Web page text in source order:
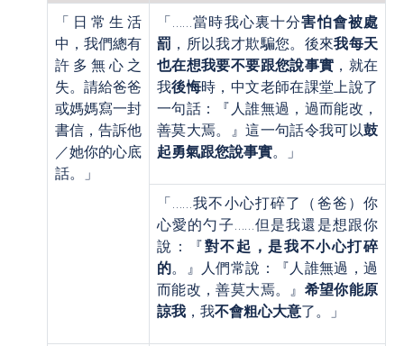
「日常生活
中，我們總有
許多無心之
失。請給爸爸
或媽媽寫一封
書信，告訴他
／她你的心底
話。」
「……當時我心裏十分害怕會被處
罰 ，所以我才欺騙您。後來我每天
也在想我要不要跟您說事實 ，就在
我後悔時，中文老師在課堂上說了
一句話：『人誰無過，過而能改，
善莫大焉。』這一句話令我可以鼓
起勇氣跟您說事實。」
「……我不小心打碎了（爸爸）你
心愛的勺子……但是我還是想跟你
說：『對不起，是我不小心打碎
的。』人們常說：『人誰無過，過
而能改，善莫大焉。』 希望你能原
諒我 ，我不會粗心大意了。」